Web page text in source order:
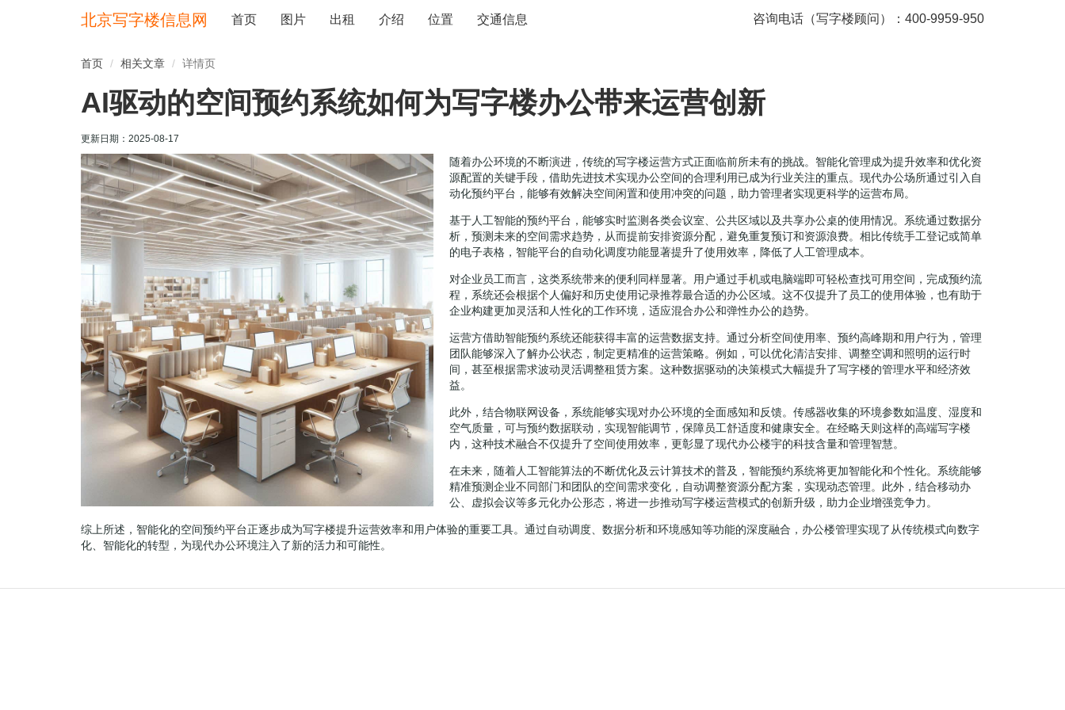
北京写字楼信息网 首页 图片 出租 介绍 位置 交通信息 咨询电话（写字楼顾问）：400-9959-950
首页 相关文章 详情页
AI驱动的空间预约系统如何为写字楼办公带来运营创新
更新日期： 2025-08-17
随着办公环境的不断演进，传统的写字楼运营方式正面临前所未有的挑战。智能化管理成为提升效率和优化资
源配置的关键手段，借助先进技术实现办公空间的合理利用已成为行业关注的重点。现代办公场所通过引入自
动化预约平台，能够有效解决空间闲置和使用冲突的问题，助力管理者实现更科学的运营布局。
基于人工智能的预约平台，能够实时监测各类会议室、公共区域以及共享办公桌的使用情况。系统通过数据分
析，预测未来的空间需求趋势，从而提前安排资源分配，避免重复预订和资源浪费。相比传统手工登记或简单
的电子表格，智能平台的自动化调度功能显著提升了使用效率，降低了人工管理成本。
对企业员工而言，这类系统带来的便利同样显著。用户通过手机或电脑端即可轻松查找可用空间，完成预约流
程，系统还会根据个人偏好和历史使用记录推荐最合适的办公区域。这不仅提升了员工的使用体验，也有助于
企业构建更加灵活和人性化的工作环境，适应混合办公和弹性办公的趋势。
运营方借助智能预约系统还能获得丰富的运营数据支持。通过分析空间使用率、预约高峰期和用户行为，管理
团队能够深入了解办公状态，制定更精准的运营策略。例如，可以优化清洁安排、调整空调和照明的运行时
间，甚至根据需求波动灵活调整租赁方案。这种数据驱动的决策模式大幅提升了写字楼的管理水平和经济效
益。
此外，结合物联网设备，系统能够实现对办公环境的全面感知和反馈。传感器收集的环境参数如温度、湿度和
空气质量，可与预约数据联动，实现智能调节，保障员工舒适度和健康安全。在经略天则这样的高端写字楼
内，这种技术融合不仅提升了空间使用效率，更彰显了现代办公楼宇的科技含量和管理智慧。
在未来，随着人工智能算法的不断优化及云计算技术的普及，智能预约系统将更加智能化和个性化。系统能够
精准预测企业不同部门和团队的空间需求变化，自动调整资源分配方案，实现动态管理。此外，结合移动办
公、虚拟会议等多元化办公形态，将进一步推动写字楼运营模式的创新升级，助力企业增强竞争力。
综上所述，智能化的空间预约平台正逐步成为写字楼提升运营效率和用户体验的重要工具。通过自动调度、数据分析和环境感知等功能的深度融合，办公楼管理实现了从传统模式向数字
化、智能化的转型，为现代办公环境注入了新的活力和可能性。